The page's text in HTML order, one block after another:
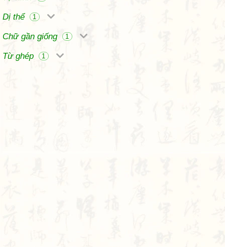
Dị thể 1
Chữ gần giống 1
Từ ghép 1